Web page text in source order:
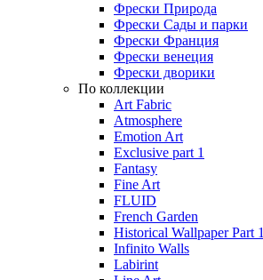
Фрески Природа
Фрески Сады и парки
Фрески Франция
Фрески венеция
Фрески дворики
По коллекции
Art Fabric
Atmosphere
Emotion Art
Exclusive part 1
Fantasy
Fine Art
FLUID
French Garden
Historical Wallpaper Part 1
Infinito Walls
Labirint